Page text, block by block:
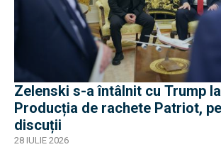
Zelenski s-a întâlnit cu Trump
Producția de rachete Patriot,
discuții
28 IULIE 2026